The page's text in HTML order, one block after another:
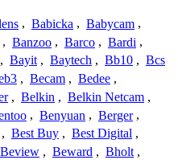
, Babicka , Babycam ,
, Banzoo , Barco , Bardi ,
, Bayit , Baytech , Bb10 , Bcs
, Becam , Bedee ,
, Belkin , Belkin Netcam ,
, Benyuan , Berger ,
, Best Buy , Best Digital ,
Beview , Beward , Bholt ,